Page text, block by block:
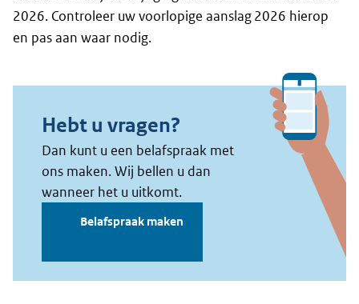
2026. Controleer uw voorlopige aanslag 2026 hierop
en pas aan waar nodig.